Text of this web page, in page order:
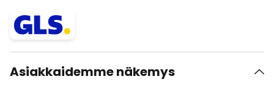
Asiakkaidemme näkemys